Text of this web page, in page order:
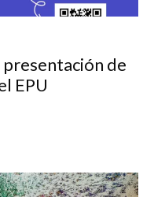
presentación de
EPU